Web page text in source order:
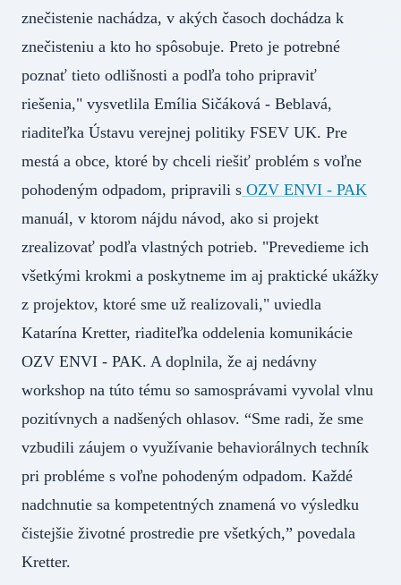
znečistenie nachádza, v akých časoch dochádza k
znečisteniu a kto ho spôsobuje. Preto je potrebné
poznať tieto odlišnosti a podľa toho pripraviť
riešenia," vysvetlila Emília Sičáková - Beblavá,
riaditeľka Ústavu verejnej politiky FSEV UK. Pre
mestá a obce, ktoré by chceli riešiť problém s voľne
pohodeným odpadom, pripravili s OZV ENVI - PAK
manuál, v ktorom nájdu návod, ako si projekt
zrealizovať podľa vlastných potrieb. "Prevedieme ich
všetkými krokmi a poskytneme im aj praktické ukážky
z projektov, ktoré sme už realizovali," uviedla
Katarína Kretter, riaditeľka oddelenia komunikácie
OZV ENVI - PAK. A doplnila, že aj nedávny
workshop na túto tému so samosprávami vyvolal vlnu
pozitívnych a nadšených ohlasov. “Sme radi, že sme
vzbudili záujem o využívanie behaviorálnych techník
pri probléme s voľne pohodeným odpadom. Každé
nadchnutie sa kompetentných znamená vo výsledku
čistejšie životné prostredie pre všetkých,” povedala
Kretter.